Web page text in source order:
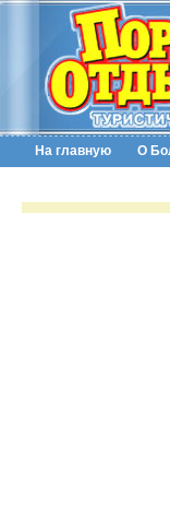
На главную О